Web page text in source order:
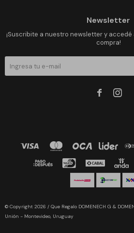
Newsletter
¡Suscribite a nuestro newsletter y accedé
compra!
 
© Copyright 2026 / Que Regalo DOMENECH G &
Unión - Montevideo, Uruguay